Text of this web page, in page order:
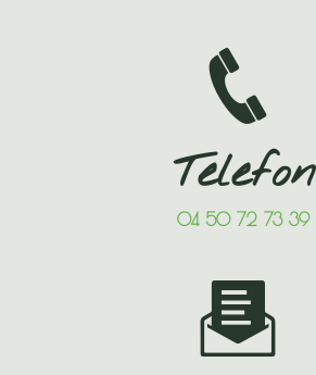
Telefon
04 50 72 73 39